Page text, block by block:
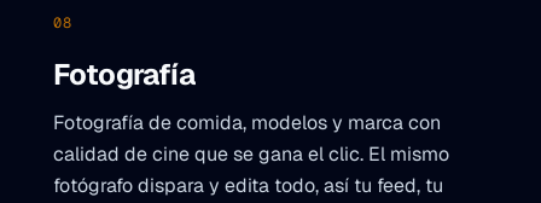
08
Fotografía
Fotografía de comida, modelos y marca con
calidad de cine que se gana el clic. El mismo
fotógrafo dispara y edita todo, así tu feed, tu